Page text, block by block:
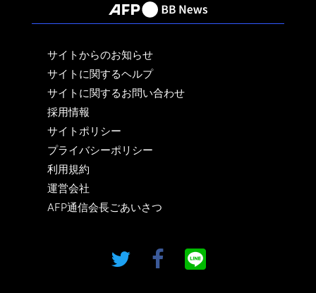
サイトからのお知らせ
サイトに関するヘルプ
サイトに関するお問い合わせ
採用情報
サイトポリシー
プライバシーポリシー
利用規約
運営会社
AFP通信会長ごあいさつ